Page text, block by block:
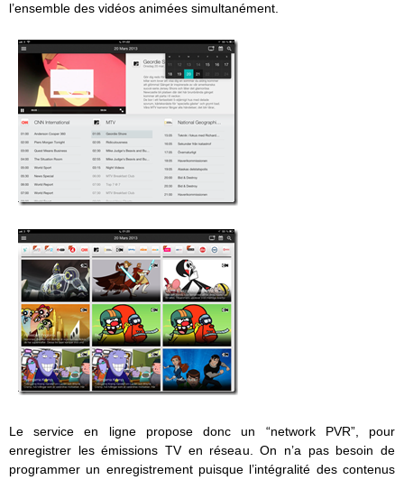
l’ensemble des vidéos animées simultanément.
Le service en ligne propose donc un “network PVR”, pour
enregistrer les émissions TV en réseau. On n’a pas besoin de
programmer un enregistrement puisque l’intégralité des contenus